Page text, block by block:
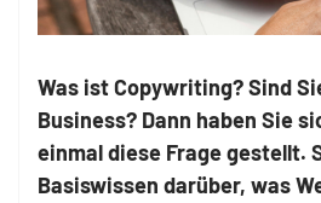
Was ist Copywriting? Sind
Business? Dann haben Sie
einmal diese Frage gestellt.
Basiswissen darüber, was